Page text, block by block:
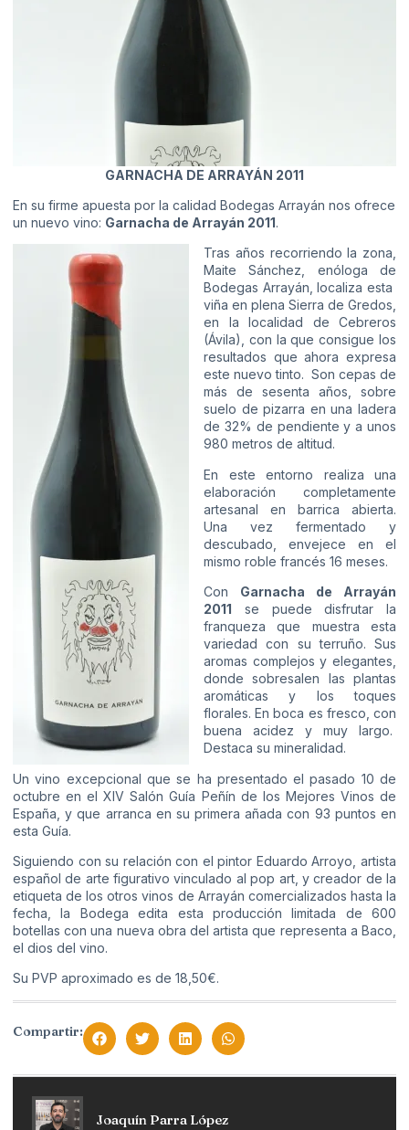
GARNACHA DE ARRAYÁN 2011
En su firme apuesta por la calidad Bodegas Arrayán nos ofrece
un nuevo vino: Garnacha de Arrayán 2011.
Tras años recorriendo la zona,
Maite Sánchez, enóloga de
Bodegas Arrayán, localiza esta
viña en plena Sierra de Gredos,
en la localidad de Cebreros
(Ávila), con la que consigue los
resultados que ahora expresa
este nuevo tinto. Son cepas de
más de sesenta años, sobre
suelo de pizarra en una ladera
de 32% de pendiente y a unos
980 metros de altitud.
En este entorno realiza una
elaboración completamente
artesanal en barrica abierta.
Una vez fermentado y
descubado, envejece en el
mismo roble francés 16 meses.
Con Garnacha de Arrayán
2011 se puede disfrutar la
franqueza que muestra esta
variedad con su terruño. Sus
aromas complejos y elegantes,
donde sobresalen las plantas
aromáticas y los toques
florales. En boca es fresco, con
buena acidez y muy largo.
Destaca su mineralidad.
Un vino excepcional que se ha presentado el pasado 10 de
octubre en el XIV Salón Guía Peñín de los Mejores Vinos de
España, y que arranca en su primera añada con 93 puntos en
esta Guía.
Siguiendo con su relación con el pintor Eduardo Arroyo, artista
español de arte figurativo vinculado al pop art, y creador de la
etiqueta de los otros vinos de Arrayán comercializados hasta la
fecha, la Bodega edita esta producción limitada de 600
botellas con una nueva obra del artista que representa a Baco,
el dios del vino.
Su PVP aproximado es de 18,50€.
Compartir:
Joaquín Parra López